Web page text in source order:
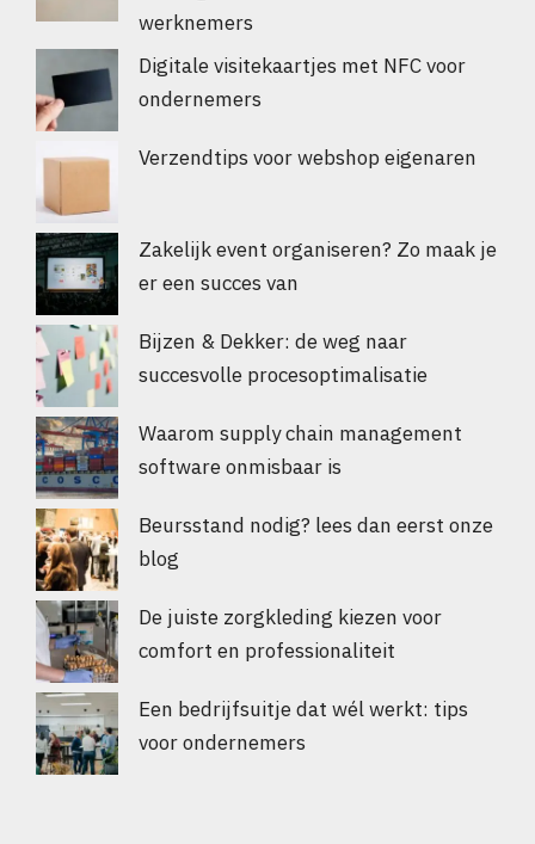
werknemers
Digitale visitekaartjes met NFC voor
ondernemers
Verzendtips voor webshop eigenaren
Zakelijk event organiseren? Zo maak je
er een succes van
Bijzen & Dekker: de weg naar
succesvolle procesoptimalisatie
Waarom supply chain management
software onmisbaar is
Beursstand nodig? lees dan eerst onze
blog
De juiste zorgkleding kiezen voor
comfort en professionaliteit
Een bedrijfsuitje dat wél werkt: tips
voor ondernemers